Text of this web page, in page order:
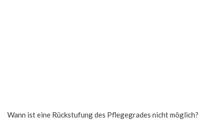
Wann ist eine Rückstufung des Pflegegrades nicht möglich?